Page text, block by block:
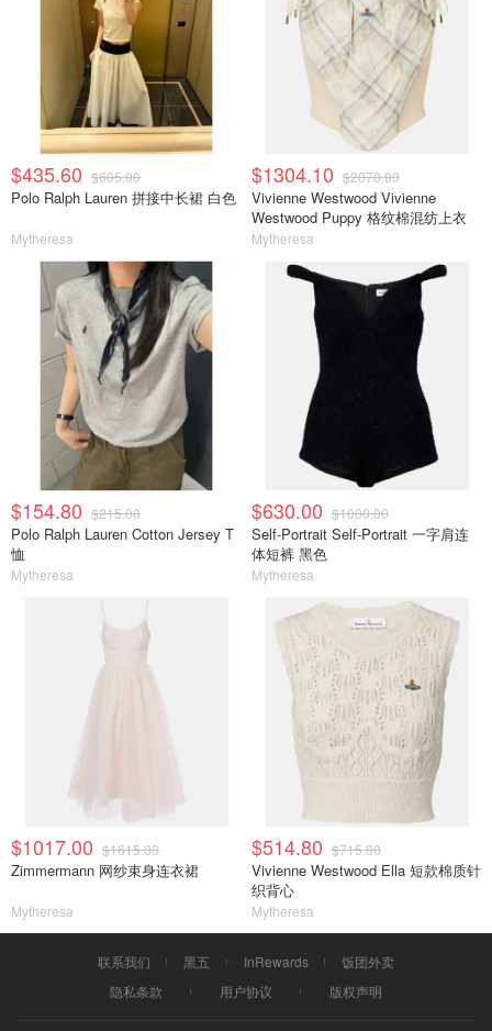
$435.60 $605.00
Polo Ralph Lauren 拼接中长裙 白色
Mytheresa
$1304.10 $2070.00
Vivienne Westwood Vivienne
Westwood Puppy 格纹棉混纺上衣
Mytheresa
$154.80 $215.00
Polo Ralph Lauren Cotton Jersey T
恤
Mytheresa
$630.00 $1000.00
Self-Portrait Self-Portrait 一字肩连
体短裤 黑色
Mytheresa
$1017.00 $1615.00
Zimmermann 网纱束身连衣裙
Mytheresa
$514.80 $715.00
Vivienne Westwood Ella 短款棉质针
织背心
Mytheresa
联系我们 黑五 InRewards
饭团外卖
隐私条款
用户协议 版权声明